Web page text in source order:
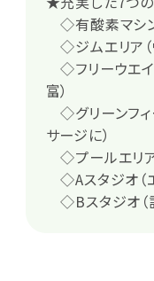
◇有酸素マシ
◇ジムエリア（
◇フリーウエイ
富）
◇グリーンフィ
サージに）
◇プールエリ
◇Aスタジオ（
◇Bスタジオ（